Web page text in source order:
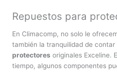
Repuestos para
En Climacomp, no solo le
también la tranquilidad de contar
protectores originales Exceline.
tiempo, algunos componentes